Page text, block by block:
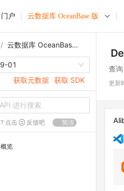
户 云数据库 OceanBase 版
/ 云数据库 OceanBase 版
01
获取元数据 获取 SDK
点击 反馈吧 简洁
览
查
更新